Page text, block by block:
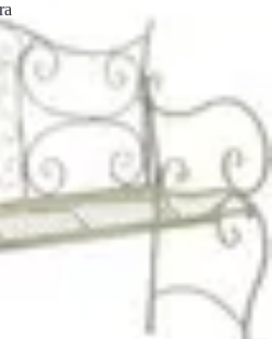
Découverte des villes